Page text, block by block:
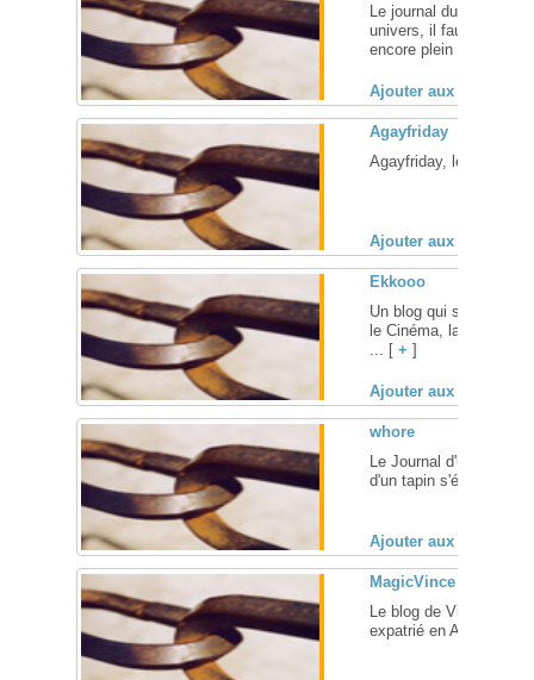
Le journal du petit
univers, il faut toujours
encore plein de
Ajouter aux favoris
Agayfriday
Agayfriday, le blog de
Ajouter aux favoris
Ekkooo
Un blog qui suit mes
le Cinéma, la Musique
... [ + ]
Ajouter aux favoris
whore
Le Journal d'un
d'un tapin s'étalant sur
Ajouter aux favoris
MagicVince
Le blog de Vince,
expatrié en Afrique du